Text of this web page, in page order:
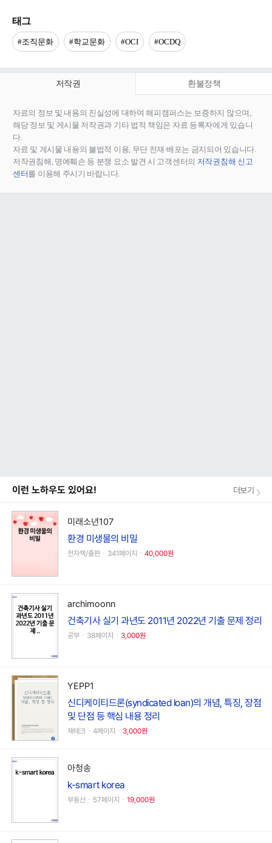
태그
#조직문화 #학교문화 #OCI #OCDQ
저작권 환불정책
자료의 정보 및 내용의 진실성에 대하여 해피캠퍼스는 보증하지 않으며,
해당 정보 및 게시물 저작권과 기타 법적 책임은 자료 등록자에게 있습니
다.
자료 및 게시물 내용의 불법적 이용, 무단 전재∙배포는 금지되어 있습니다.
저작권침해, 명예훼손 등 분쟁 요소 발견 시 고객센터의 저작권침해 신고
센터를 이용해 주시기 바랍니다.
이런 노하우도 있어요! 더보기
미래소년107
환경 미생물의 비밀
전자책/출판ㆍ341페이지ㆍ 40,000원
archimoonn
건축기사 실기 과년도 2011년 2022년 기출 문제 정리
공부ㆍ38페이지ㆍ 3,000원
YEPP1
신디케이티드론(syndicated loan)의 개념, 특징, 장점
및 단점 등 핵심 내용 정리
재테크ㆍ4페이지ㆍ 3,000원
아청송
k-smart korea
부동산ㆍ57페이지ㆍ 19,000원